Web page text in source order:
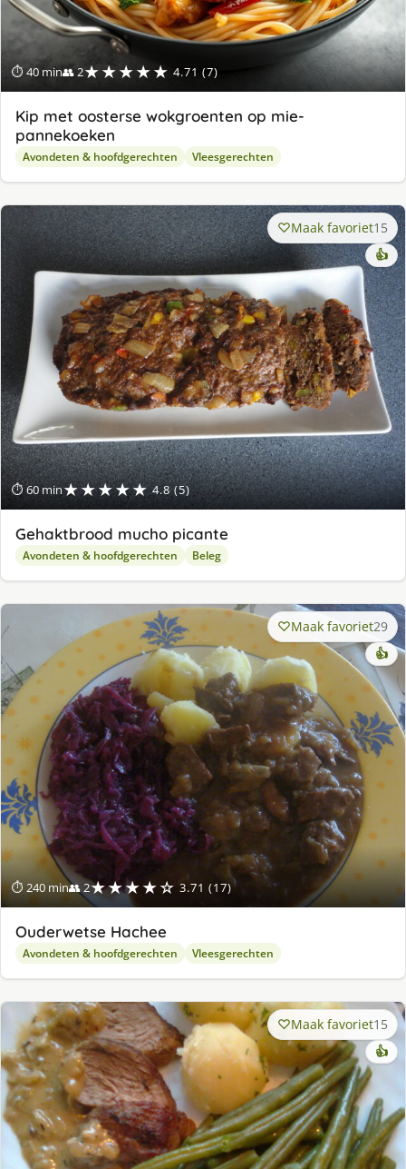
⏱ 40 min👥 2★★★★★ 4.71 (7)
Kip met oosterse wokgroenten op mie-
pannekoeken
Avondeten & hoofdgerechten Vleesgerechten
⏱ 60 min★★★★★ 4.8 (5)
Maak favoriet15
👍
Gehaktbrood mucho picante
Avondeten & hoofdgerechten Beleg
⏱ 240 min👥 2★★★★☆ 3.71 (17)
Maak favoriet29
👍
Ouderwetse Hachee
Avondeten & hoofdgerechten Vleesgerechten
Maak favoriet15
👍